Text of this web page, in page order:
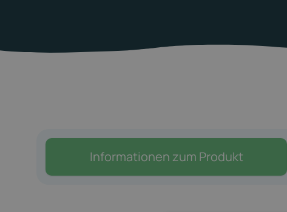
Informationen zum Produkt